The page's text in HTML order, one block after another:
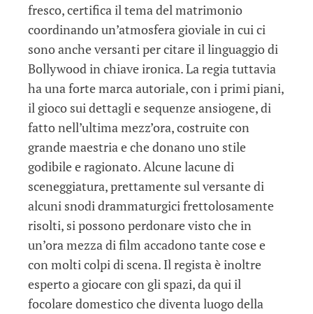
fresco, certifica il tema del matrimonio
coordinando un’atmosfera gioviale in cui ci
sono anche versanti per citare il linguaggio di
Bollywood in chiave ironica. La regia tuttavia
ha una forte marca autoriale, con i primi piani,
il gioco sui dettagli e sequenze ansiogene, di
fatto nell’ultima mezz’ora, costruite con
grande maestria e che donano uno stile
godibile e ragionato. Alcune lacune di
sceneggiatura, prettamente sul versante di
alcuni snodi drammaturgici frettolosamente
risolti, si possono perdonare visto che in
un’ora mezza di film accadono tante cose e
con molti colpi di scena. Il regista è inoltre
esperto a giocare con gli spazi, da qui il
focolare domestico che diventa luogo della